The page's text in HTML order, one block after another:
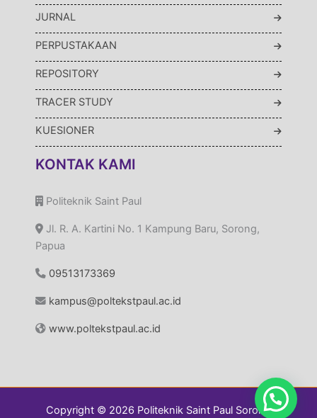
JURNAL
PERPUSTAKAAN
REPOSITORY
TRACER STUDY
KUESIONER
KONTAK KAMI
Politeknik Saint Paul
Jl. R. A. Kartini No. 1 Kampung Baru, Sorong,
Papua
09513173369
kampus@poltekstpaul.ac.id
www.poltekstpaul.ac.id
Copyright © 2026 Politeknik Saint Paul Sorong